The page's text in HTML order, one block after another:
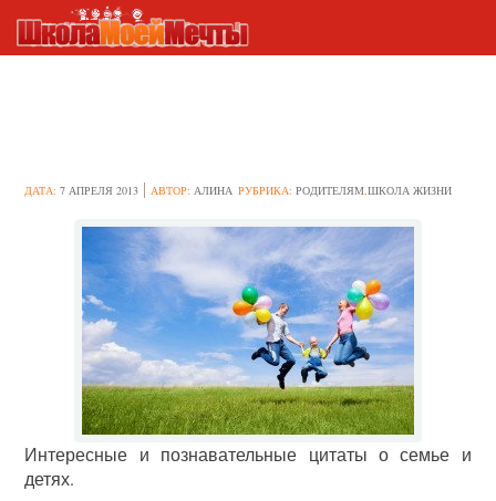
ДАТА:7 АПРЕЛЯ 2013 АВТОР:АЛИНА РУБРИКА:РОДИТЕЛЯМ,ШКОЛА ЖИЗНИ
Интересные и познавательные цитаты о семье и
детях.